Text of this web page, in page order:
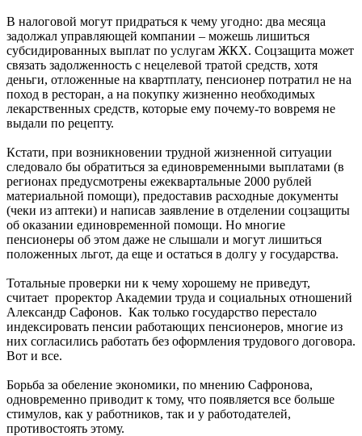
В налоговой могут придраться к чему угодно: два месяца
задолжал управляющей компании – можешь лишиться
субсидированных выплат по услугам ЖКХ. Соцзащита может
связать задолженность с нецелевой тратой средств, хотя
деньги, отложенные на квартплату, пенсионер потратил не на
поход в ресторан, а на покупку жизненно необходимых
лекарственных средств, которые ему почему-то вовремя не
выдали по рецепту.
Кстати, при возникновении трудной жизненной ситуации
следовало бы обратиться за единовременными выплатами (в
регионах предусмотрены ежеквартальные 2000 рублей
материальной помощи), предоставив расходные документы
(чеки из аптеки) и написав заявление в отделении соцзащиты
об оказании единовременной помощи. Но многие
пенсионеры об этом даже не слышали и могут лишиться
положенных льгот, да еще и остаться в долгу у государства.
Тотальные проверки ни к чему хорошему не приведут,
считает проректор Академии труда и социальных отношений
Александр Сафонов. Как только государство перестало
индексировать пенсии работающих пенсионеров, многие из
них согласились работать без оформления трудового договора.
Вот и все.
Борьба за обеление экономики, по мнению Сафронова,
одновременно приводит к тому, что появляется все больше
стимулов, как у работников, так и у работодателей,
противостоять этому.